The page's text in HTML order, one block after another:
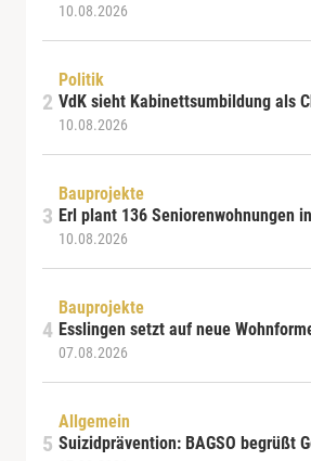
10.08.2026
Politik
VdK sieht Kabinettsumbildung als
10.08.2026
Bauprojekte
Erl plant 136 Seniorenwohnungen
10.08.2026
Bauprojekte
Esslingen setzt auf neue
07.08.2026
Allgemein
Suizidprävention: BAGSO begrüßt